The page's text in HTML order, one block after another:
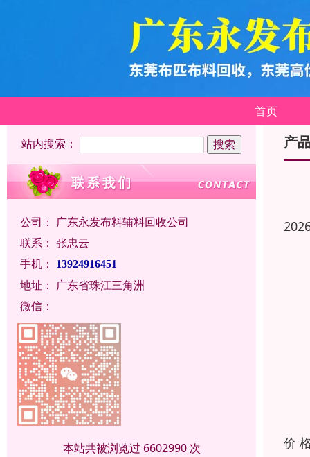
首页
站内搜索：
公司： 广东永发布料辅料回收公司
联系： 张忠云
手机：
13924916451
地址： 广东省珠江三角洲
微信：
本站共被浏览过 6602990 次
产
价